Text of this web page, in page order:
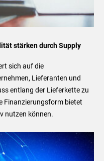
stärken durch Supply
sich auf die
Lieferanten und
entlang der Lieferkette zu
Finanzierungsform bietet
nutzen können.